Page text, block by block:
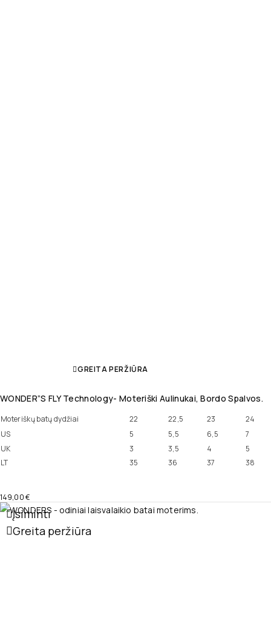
GREITA PERŽIŪRA
WONDER”S FLY Technology- Moteriški Aulinukai, Bordo Spalvos.
Moteriškų batų dydžiai 22 22,5 23
24
US
5 5,5 6,5
7
UK
3 3,5 4
5
LT
35 36 37 38
149,00€
Įsiminti
Greita peržiūra